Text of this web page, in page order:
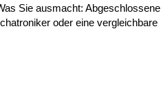
Sie ausmacht: Abgeschlossene
oder eine vergleichbare